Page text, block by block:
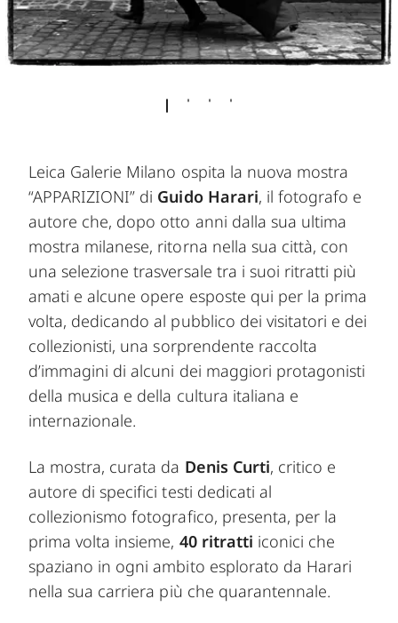
Leica Galerie Milano ospita la nuova mostra
“APPARIZIONI” di Guido Harari, il fotografo e
autore che, dopo otto anni dalla sua ultima
mostra milanese, ritorna nella sua città, con
una selezione trasversale tra i suoi ritratti più
amati e alcune opere esposte qui per la prima
volta, dedicando al pubblico dei visitatori e dei
collezionisti, una sorprendente raccolta
d’immagini di alcuni dei maggiori protagonisti
della musica e della cultura italiana e
internazionale.
La mostra, curata da Denis Curti, critico e
autore di specifici testi dedicati al
collezionismo fotografico, presenta, per la
prima volta insieme, 40 ritratti iconici che
spaziano in ogni ambito esplorato da Harari
nella sua carriera più che quarantennale.